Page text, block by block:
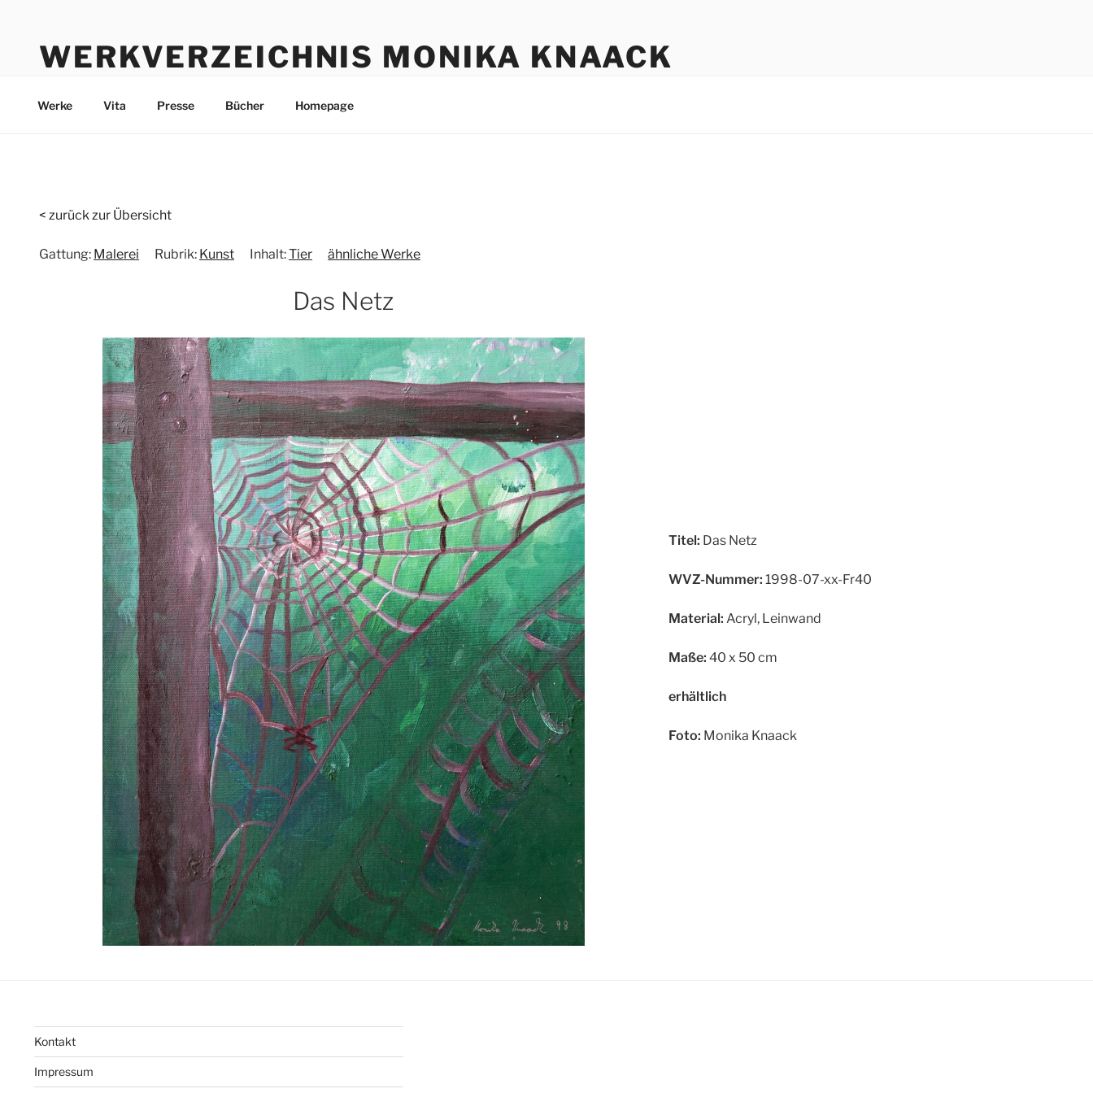
springenWERKVERZEICHNIS MONIKA KNAACK
Werke Vita Presse Bücher Homepage
< zurück zur Übersicht
Gattung: Malerei Rubrik: Kunst Inhalt:Tier ähnliche Werke
Das Netz
Titel: Das Netz
WVZ-Nummer: 1998-07-xx-Fr40
Material: Acryl, Leinwand
Maße: 40 x 50 cm
erhältlich
Foto: Monika Knaack
Kontakt
Impressum